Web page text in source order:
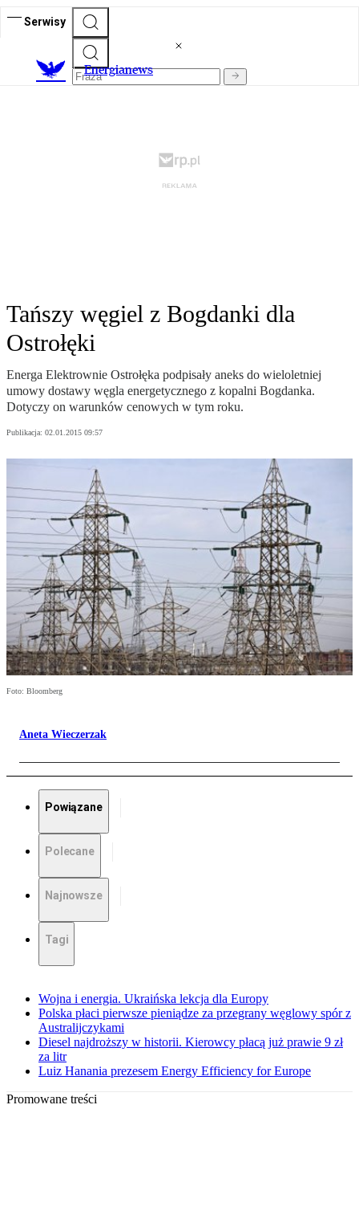
Serwisy
Energianews
Tańszy węgiel z Bogdanki dla
Ostrołęki
Energa Elektrownie Ostrołęka podpisały aneks do wieloletniej
umowy dostawy węgla energetycznego z kopalni Bogdanka.
Dotyczy on warunków cenowych w tym roku.
Publikacja: 02.01.2015 09:57
Foto: Bloomberg
Aneta Wieczerzak
Powiązane
Polecane
Najnowsze
Tagi
Wojna i energia. Ukraińska lekcja dla Europy
Polska płaci pierwsze pieniądze za przegrany węglowy spór z
Australijczykami
Diesel najdroższy w historii. Kierowcy płacą już prawie 9 zł
za litr
Luiz Hanania prezesem Energy Efficiency for Europe
Promowane treści